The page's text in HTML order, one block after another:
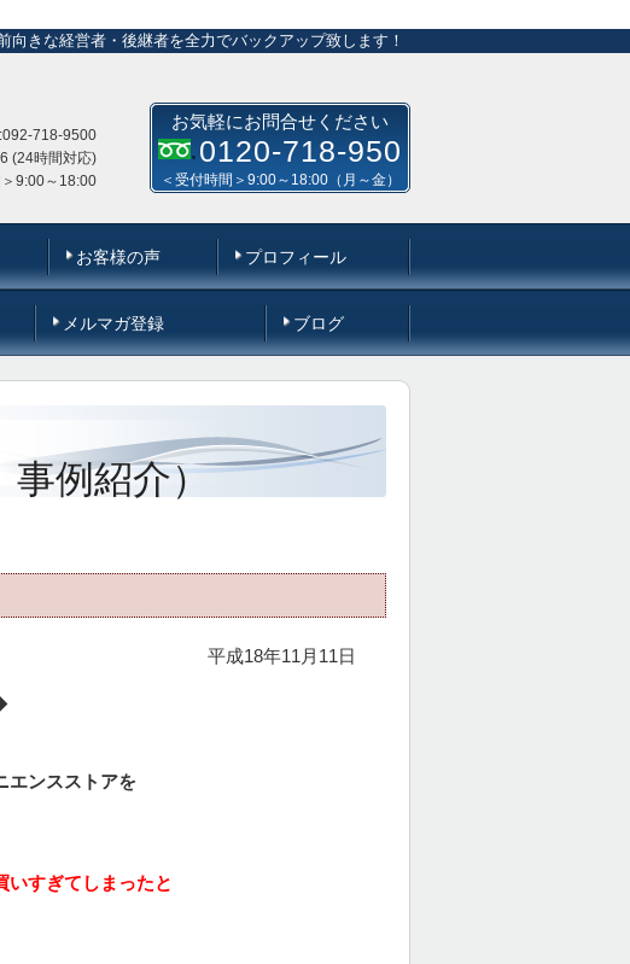
きな経営者・後継者を全力でバックアップ致します！
718-9500
(24時間対応)
9:00～18:00
お気軽にお問合せください
0120-718-950
＜受付時間＞9:00～18:00（月～金）
お客様の声 プロフィール
メルマガ登録 ブログ
事例紹介）
平成18年11月11日
エンスストアを
すぎてしまったと